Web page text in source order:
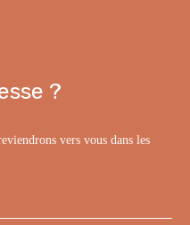
?
vers vous dans les